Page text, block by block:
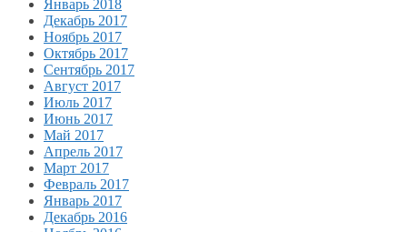
Январь 2018
Декабрь 2017
Ноябрь 2017
Октябрь 2017
Сентябрь 2017
Август 2017
Июль 2017
Июнь 2017
Май 2017
Апрель 2017
Март 2017
Февраль 2017
Январь 2017
Декабрь 2016